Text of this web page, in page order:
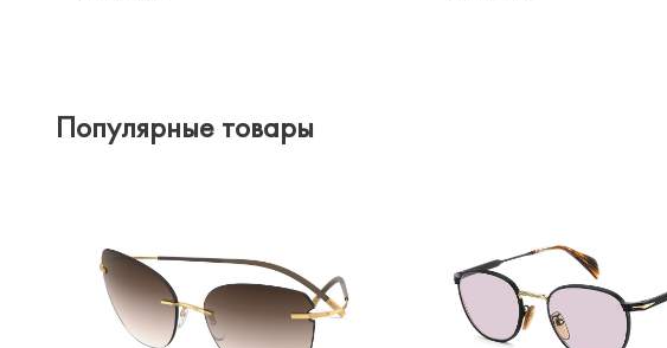
Популярные товары